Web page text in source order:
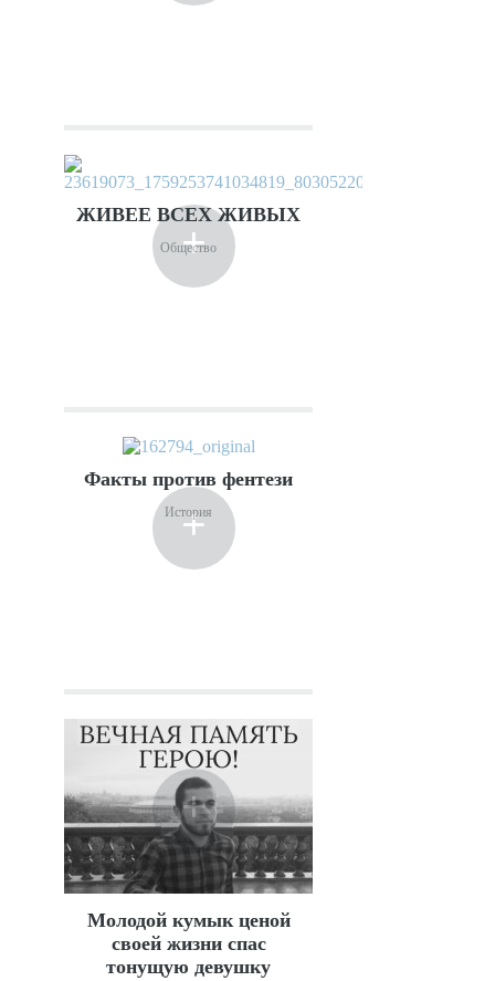
+
ЖИВЕЕ ВСЕХ ЖИВЫХ
Общество
+
Факты против фентези
История
+
Молодой кумык ценой
своей жизни спас
тонущую девушку